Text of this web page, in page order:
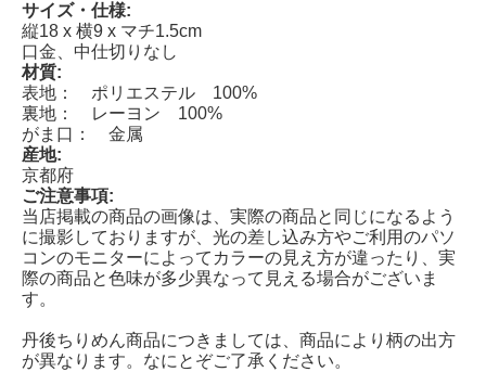
サイズ・仕様:
縦18 x 横9 x マチ1.5cm
口金、中仕切りなし
材質:
表地： ポリエステル 100%
裏地： レーヨン 100%
がま口： 金属
産地:
京都府
ご注意事項:
当店掲載の商品の画像は、実際の商品と同じになるよう
に撮影しておりますが、光の差し込み方やご利用のパソ
コンのモニターによってカラーの見え方が違ったり、実
際の商品と色味が多少異なって見える場合がございま
す。
丹後ちりめん商品につきましては、商品により柄の出方
が異なります。なにとぞご了承ください。